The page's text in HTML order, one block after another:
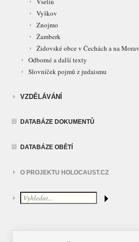
Vyškov
Znojmo
Žamberk
Židovské obce v Čechách a na
Odborné a další texty
Slovníček pojmů z judaismu
VZDĚLÁVÁNÍ
DATABÁZE DOKUMENTŮ
DATABÁZE OBĚTÍ
O PROJEKTU HOLOCAUST.CZ